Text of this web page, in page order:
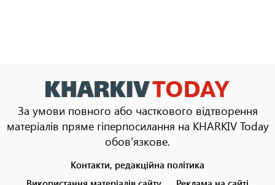
За умови повного або часткового відтворення
матеріалів пряме гіперпосилання на KHARKIV Today
обов'язкове.
Контакти, редакційна політика